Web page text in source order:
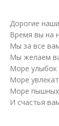
Дорогие
Время вы на
Мы за все
Мы желаем
Море улыбок
Море
Море пышных
И счастья